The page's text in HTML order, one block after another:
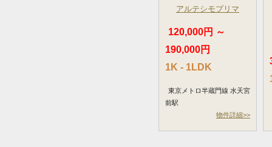
アルテシモプリマ
120,000円 ～
190,000円
1K - 1LDK
東京メトロ半蔵門線 水天宮
前駅
物件詳細>>